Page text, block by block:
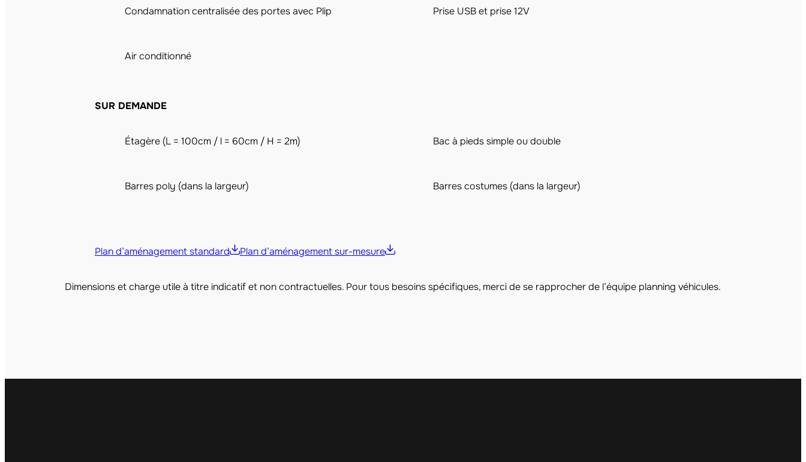
Condamnation centralisée des portes avec Plip
Air conditionné
Prise USB et prise 12V
SUR DEMANDE
Étagère (L = 100cm / l = 60cm / H = 2m)
Barres poly (dans la largeur)
Bac à pieds simple ou double
Barres costumes (dans la largeur)
Plan d’aménagement standard Plan d’aménagement sur-mesure
Dimensions et charge utile à titre indicatif et non contractuelles. Pour tous besoins spécifiques, merci de se rapprocher de l’équipe planning véhicules.